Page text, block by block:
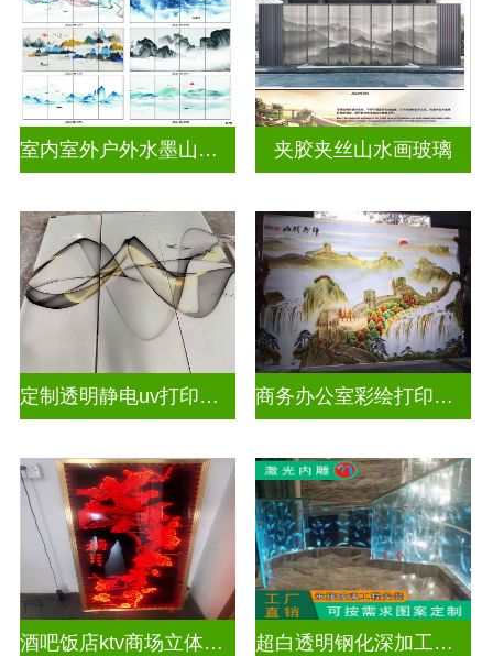
室内室外户外水墨山水画玻璃 夹胶夹丝山水画玻璃
定制透明静电uv打印玻璃 商务办公室彩绘打印玻璃
酒吧饭店ktv商场立体激光内雕屏风 超白透明钢化深加工激光内雕精雕